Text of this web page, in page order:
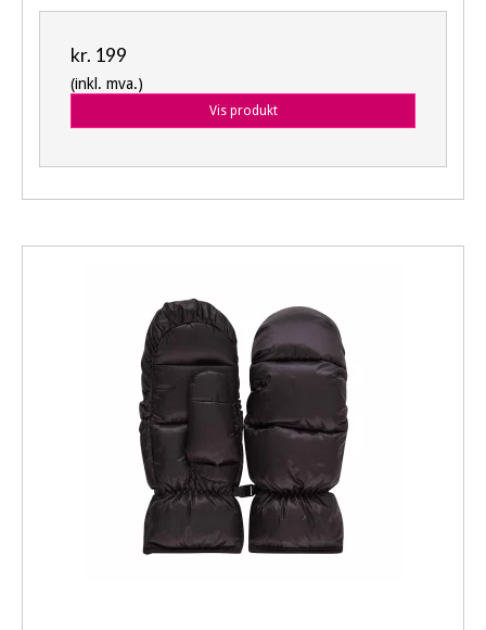
kr. 199
(inkl. mva.)
Vis produkt